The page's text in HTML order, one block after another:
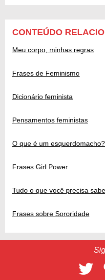
CONTEÚDO
Meu corpo, minhas regras
Frases de Feminismo
Dicionário feminista
Pensamentos feministas
O que é um esquerdomacho?
Frases Girl Power
Tudo o que você precisa
Frases sobre Sororidade